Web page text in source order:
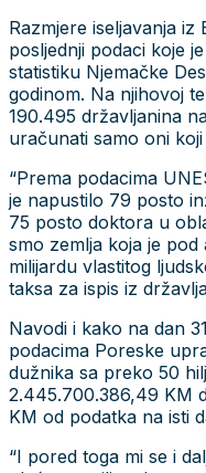
Razmjere iseljavanja
posljednji podaci koje
statistiku Njemačke
godinom. Na njihovoj
190.495 državljanina
uračunati samo oni
“Prema podacima
je napustilo 79 posto
75 posto doktora u
smo zemlja koja je
milijardu vlastitog
taksa za ispis iz
Navodi i kako na dan
podacima Poreske
dužnika sa preko 50
2.445.700.386,49 KM
KM od podatka na isti
“I pored toga mi se i